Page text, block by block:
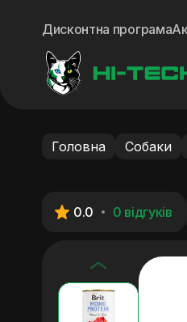
Дисконтна програма
Головна Собаки
0.0 0 відгуків